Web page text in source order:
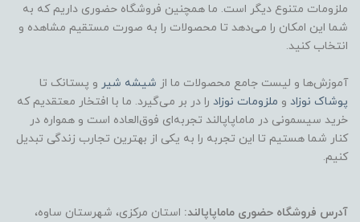
ملزومات متنوع دیگر است. ما همچنین فروشگاه حضوری داریم که به
شما این امکان را می‌دهد تا محصولات را به صورت مستقیم مشاهده و
انتخاب کنید.
آموزش‌ها و لیست جامع محصولات ما از شیشه شیر و پستانک تا
پوشاک نوزاد و ملزومات نوزاد را در بر می‌گیرد. ما با افتخار معتقدیم که
خرید سیسمونی در ماماپاپالند تجربه‌ای فوق‌العاده است و همواره در
کنار شما هستیم تا این تجربه را به یکی از بهترین تجارب زندگی تبدیل
کنیم.
آدرس فروشگاه حضوری ماماپاپالند: استان مرکزی، شهرستان ساوه،